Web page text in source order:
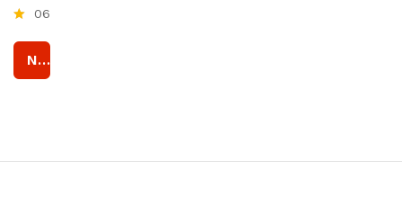
cj
nj
0
06
Naruči